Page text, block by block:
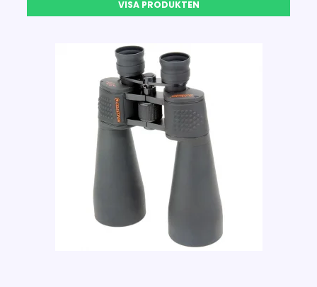
VISA PRODUKTEN